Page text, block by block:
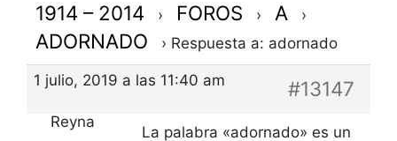
1914 – 2014 › FOROS › A ›
ADORNADO › Respuesta a: adornado
1 julio, 2019 a las 11:40 am #13147
Reyna
La palabra «adornado» es un